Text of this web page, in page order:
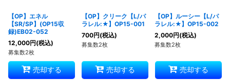
【OP】エネル
【SR/SP】(OP15収
録)EB02-052
12,000円(税込)
募集数2枚
売却する
【OP】クリーク【L/パ
ラレル:★】OP15-001
700円(税込)
募集数2枚
売却する
【OP】ルーシー【L/パ
ラレル:★】OP15-002
2,000円(税込)
募集数2枚
売却する